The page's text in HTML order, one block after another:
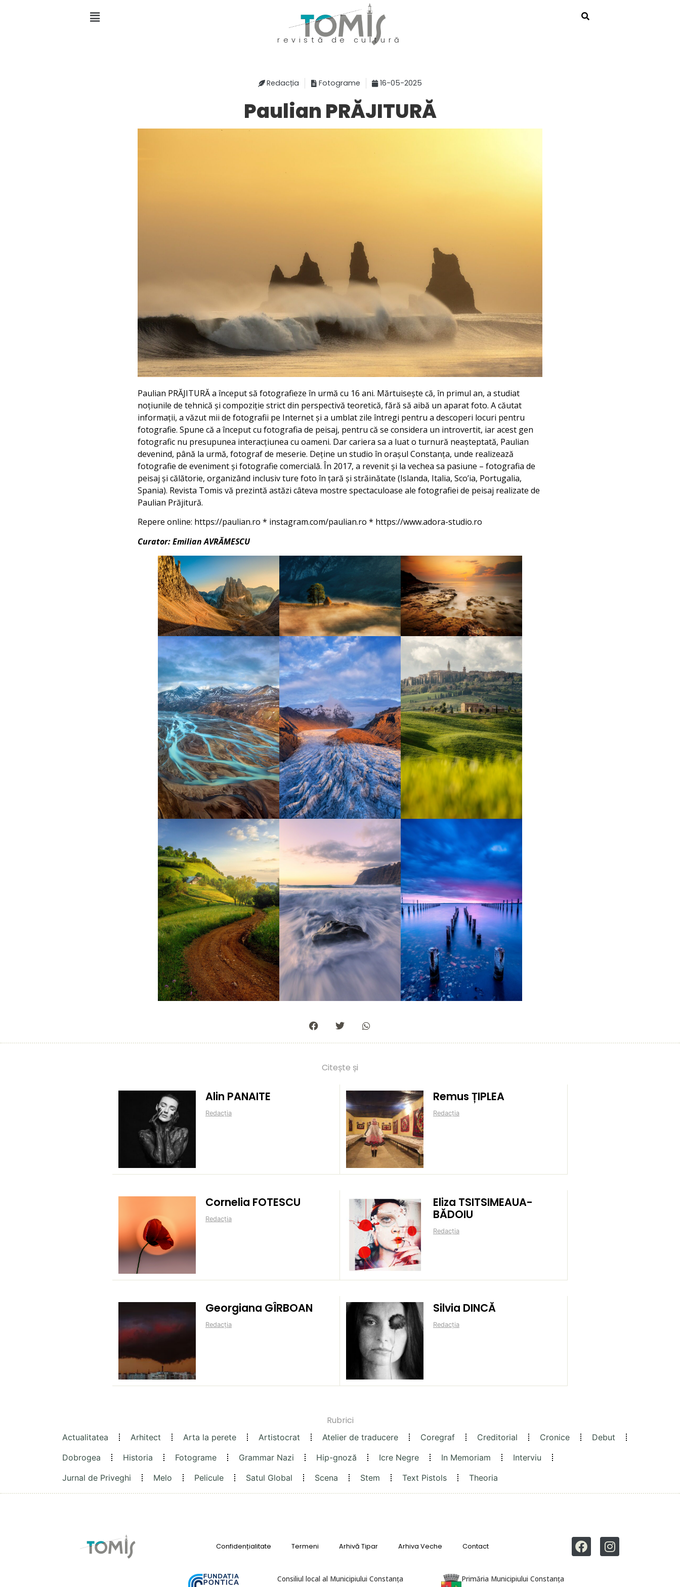
revistă de cultură
Redacția Fotograme 16-05-2025
Paulian PRĂJITURĂ
Paulian PRĂJITURĂ a început să fotografieze în urmă cu 16 ani. Mărtuisește că, în primul an, a studiat
noțiunile de tehnică și compoziție strict din perspectivă teoretică, fără să aibă un aparat foto. A căutat
informații, a văzut mii de fotografii pe Internet și a umblat zile întregi pentru a descoperi locuri pentru
fotografie. Spune că a început cu fotografia de peisaj, pentru că se considera un introvertit, iar acest gen
fotografic nu presupunea interacțiunea cu oameni. Dar cariera sa a luat o turnură neașteptată, Paulian
devenind, până la urmă, fotograf de meserie. Deține un studio în orașul Constanța, unde realizează
fotografie de eveniment și fotografie comercială. În 2017, a revenit și la vechea sa pasiune – fotografia de
peisaj și călătorie, organizând inclusiv ture foto în țară și străinătate (Islanda, Italia, Sco’ia, Portugalia,
Spania). Revista Tomis vă prezintă astăzi câteva mostre spectaculoase ale fotografiei de peisaj realizate de
Paulian Prăjitură.
Repere online: https://paulian.ro * instagram.com/paulian.ro * https://www.adora-studio.ro
Curator: Emilian AVRĂMESCU
Citește și
Alin PANAITE
Redacția
Remus ȚIPLEA
Redacția
Cornelia FOTESCU
Redacția
Eliza TSITSIMEAUA-
BĂDOIU
Redacția
Georgiana GÎRBOAN
Redacția
Silvia DINCĂ
Redacția
Rubrici
Actualitatea Arhitect Arta la perete Artistocrat Atelier de traducere Coregraf Creditorial Cronice
Debut
Dobrogea
Historia Fotograme Grammar Nazi Hip-gnoză Icre Negre In Memoriam
Interviu
Jurnal de Priveghi
Melo Pelicule Satul Global Scena Stem Text Pistols Theoria
Confidențialitate Termeni Arhivă Tipar Arhiva Veche Contact
Consiliul local al Municipiului Constanța Primăria Municipiului Constanța